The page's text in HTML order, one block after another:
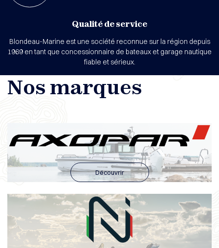
Qualité de service
Blondeau-Marine est une société reconnue sur la région depuis
1969 en tant que concessionnaire de bateaux et garage nautique
fiable et sérieux.
Nos marques
Découvrir